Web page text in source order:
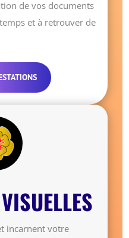
de vos documents
et à retrouver de
incarnent votre